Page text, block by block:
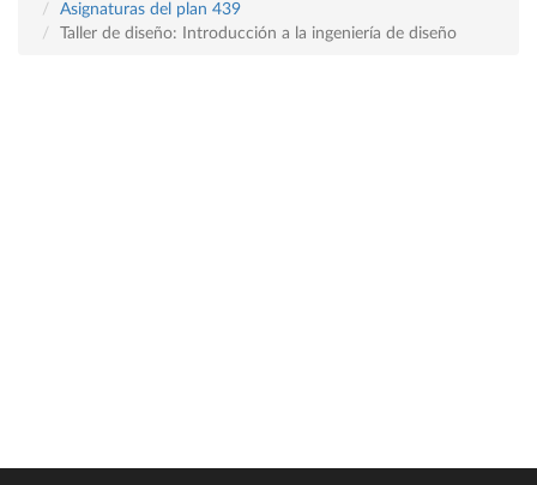
Asignaturas del plan 439
Taller de diseño: Introducción a la ingeniería de diseño